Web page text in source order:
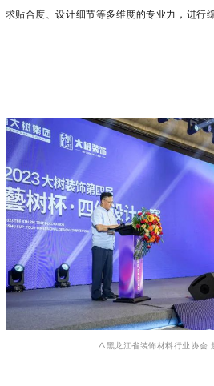
求贴合度、设计细节等多维度的专业力，进行
△黑龙江省装饰材料行业协会